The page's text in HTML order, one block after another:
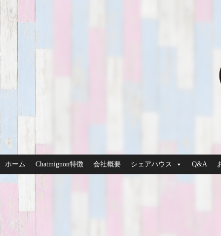
ホーム Chatmignon特徴 会社概要 シェアハウス Q&A